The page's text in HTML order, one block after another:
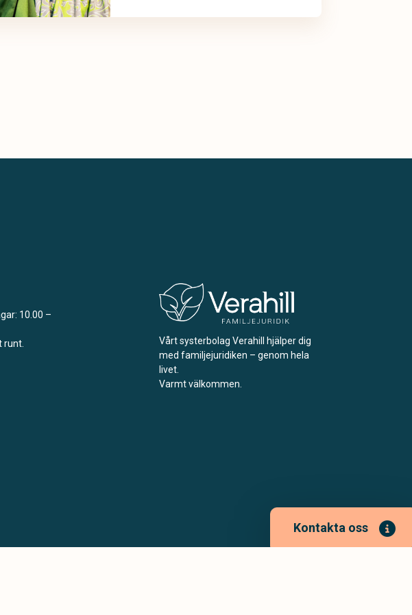
Kontakta oss
10.00 –
runt.
Vårt systerbolag Verahill hjälper dig
med familjejuridiken – genom hela
livet.
Varmt välkommen.